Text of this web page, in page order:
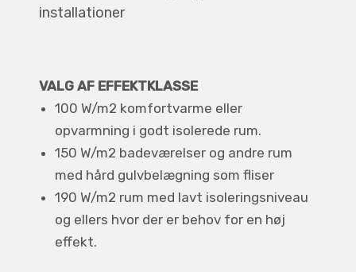
installationer
VALG AF EFFEKTKLASSE
100 W/m2 komfortvarme eller
opvarmning i godt isolerede rum.
150 W/m2 badeværelser og andre rum
med hård gulvbelægning som fliser
190 W/m2 rum med lavt isoleringsniveau
og ellers hvor der er behov for en høj
effekt.